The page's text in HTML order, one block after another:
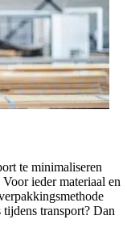
te minimaliseren
ieder materiaal en
transport? Dan